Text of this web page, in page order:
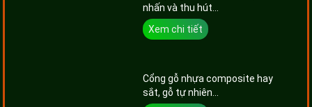
nhấn và thu hút...
Xem chi tiết
Cổng gỗ nhựa composite hay
sắt, gỗ tự nhiên...